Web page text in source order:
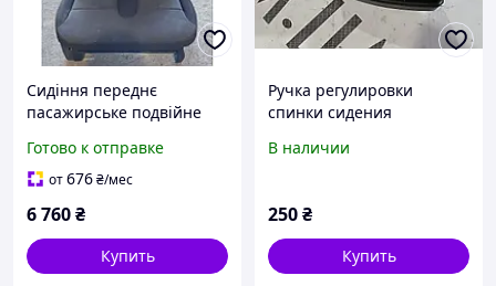
Сидіння переднє
пасажирське подвійне
873110023R, 873120822R
Рено Трафік 3, Опель
Готово к отправке
от676₴/мес
6 760₴
Купить
Ручка регулировки
спинки сидения
Renault Trafic, Opel Vivaro,
В наличии
250₴
Купить